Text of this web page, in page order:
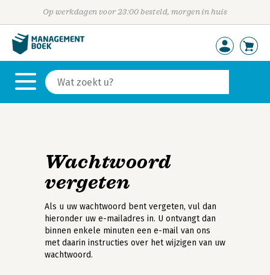
Op werkdagen voor 23:00 besteld, morgen in huis
Wachtwoord
vergeten
Als u uw wachtwoord bent vergeten, vul dan
hieronder uw e-mailadres in. U ontvangt dan
binnen enkele minuten een e-mail van ons
met daarin instructies over het wijzigen van uw
wachtwoord.